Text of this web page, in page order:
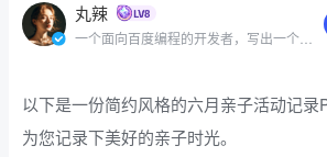
丸辣
一个面向百度编程的开发者，写出一个简
以下是一份简约风格的六月亲子活动记录
为您记录下美好的亲子时光。